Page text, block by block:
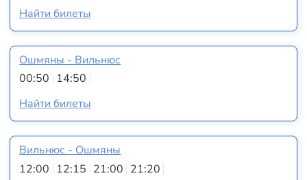
Найти билеты
Ошмяны - Вильнюс
00:50 14:50
Найти билеты
Вильнюс - Ошмяны
12:00 12:15 21:00 21:20